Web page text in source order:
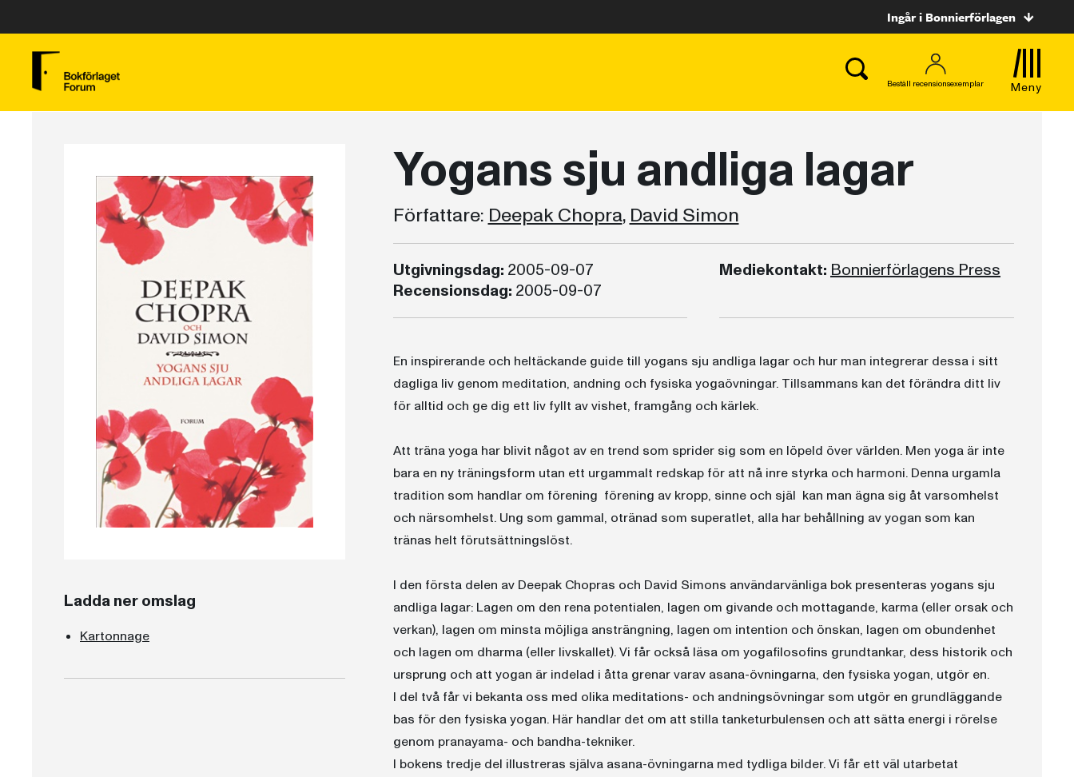
Ingår i Bonnierförlagen
Beställ recensionsexemplar Meny
Ladda ner omslag
Kartonnage
Yogans sju andliga lagar
Författare: Deepak Chopra, David Simon
Utgivningsdag: 2005-09-07
Recensionsdag: 2005-09-07
Mediekontakt:Bonnierförlagens Press
En inspirerande och heltäckande guide till yogans sju andliga lagar och hur man integrerar dessa i sitt
dagliga liv genom meditation, andning och fysiska yogaövningar. Tillsammans kan det förändra ditt liv
för alltid och ge dig ett liv fyllt av vishet, framgång och kärlek.
Att träna yoga har blivit något av en trend som sprider sig som en löpeld över världen. Men yoga är inte
bara en ny träningsform utan ett urgammalt redskap för att nå inre styrka och harmoni. Denna urgamla
tradition som handlar om förening  förening av kropp, sinne och själ  kan man ägna sig åt varsomhelst
och närsomhelst. Ung som gammal, otränad som superatlet, alla har behållning av yogan som kan
tränas helt förutsättningslöst.
I den första delen av Deepak Chopras och David Simons användarvänliga bok presenteras yogans sju
andliga lagar: Lagen om den rena potentialen, lagen om givande och mottagande, karma (eller orsak och
verkan), lagen om minsta möjliga ansträngning, lagen om intention och önskan, lagen om obundenhet
och lagen om dharma (eller livskallet). Vi får också läsa om yogafilosofins grundtankar, dess historik och
ursprung och att yogan är indelad i åtta grenar varav asana-övningarna, den fysiska yogan, utgör en.
I del två får vi bekanta oss med olika meditations- och andningsövningar som utgör en grundläggande
bas för den fysiska yogan. Här handlar det om att stilla tanketurbulensen och att sätta energi i rörelse
genom pranayama- och bandha-tekniker.
I bokens tredje del illustreras själva asana-övningarna med tydliga bilder. Vi får ett väl utarbetat